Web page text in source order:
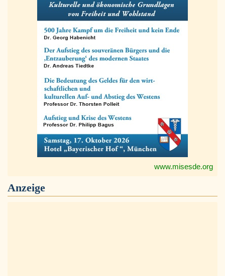
www.misesde.org
Anzeige